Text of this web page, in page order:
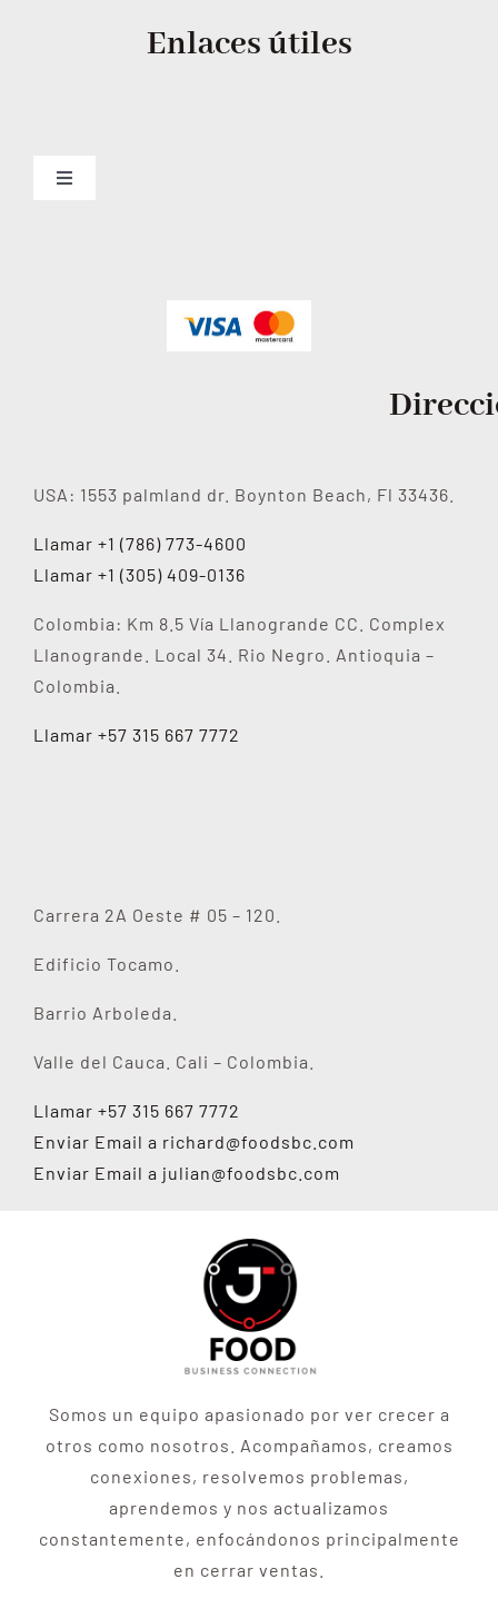
Enlaces útiles
Toggle
USA: 1553 palmland dr. Boynton Beach, Fl 33436.
Llamar +1 (786) 773-4600
Llamar +1 (305) 409-0136
Colombia: Km 8.5 Vía Llanogrande CC. Complex
Llanogrande. Local 34. Rio Negro. Antioquia –
Colombia.
Llamar +57 315 667 7772
Carrera 2A Oeste # 05 – 120.
Edificio Tocamo.
Barrio Arboleda.
Valle del Cauca. Cali – Colombia.
Llamar +57 315 667 7772
Enviar Email a richard@foodsbc.com
Enviar Email a julian@foodsbc.com
Somos un equipo apasionado por ver crecer a
otros como nosotros. Acompañamos, creamos
conexiones, resolvemos problemas,
aprendemos y nos actualizamos
constantemente, enfocándonos principalmente
en cerrar ventas.